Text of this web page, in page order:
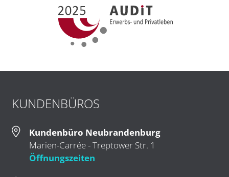
KUNDENBÜROS
Kundenbüro Neubrandenburg
Marien-Carrée - Treptower Str. 1
Öffnungszeiten